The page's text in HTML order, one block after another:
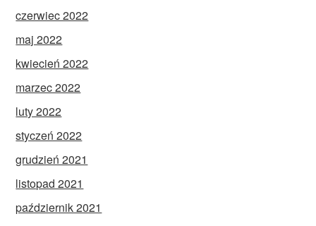
czerwiec 2022
maj 2022
kwiecień 2022
marzec 2022
luty 2022
styczeń 2022
grudzień 2021
listopad 2021
październik 2021